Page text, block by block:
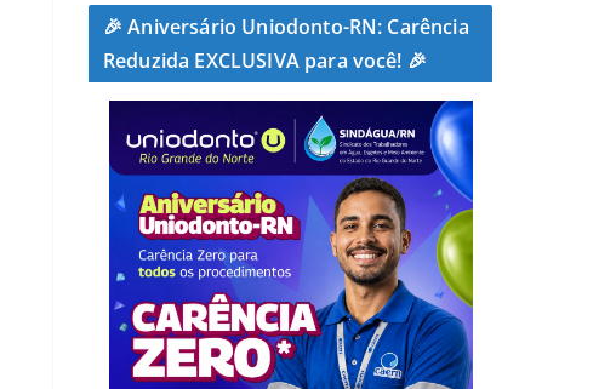
🎉 Aniversário Uniodonto-RN: Carência
Reduzida EXCLUSIVA para você! 🎉